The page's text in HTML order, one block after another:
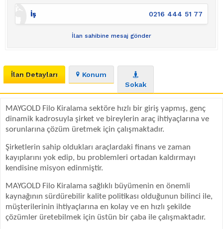
İş 0216 444 51 77
İlan sahibine mesaj gönder
İlan Detayları
Konum
Sokak
MAYGOLD Filo Kiralama sektöre hızlı bir giriş yapmış, genç
dinamik kadrosuyla şirket ve bireylerin araç ihtiyaçlarına ve
sorunlarına çözüm üretmek için çalışmaktadır.
Şirketlerin sahip oldukları araçlardaki finans ve zaman
kayıplarını yok edip, bu problemleri ortadan kaldırmayı
kendisine misyon edinmiştir.
MAYGOLD Filo Kiralama sağlıklı büyümenin en önemli
kaynağının sürdürebilir kalite politikası olduğunun bilinci ile,
müşterilerinin ihtiyaçlarına en kolay ve en hızlı şekilde
çözümler üretebilmek için üstün bir çaba ile çalışmaktadır.